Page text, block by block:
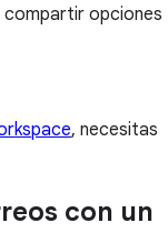
compartir opciones
, necesitas
con un